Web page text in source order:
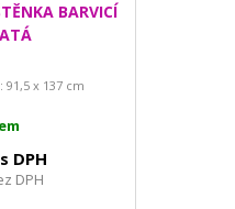
BARVICÍ
x 137 cm
DPH
DPH